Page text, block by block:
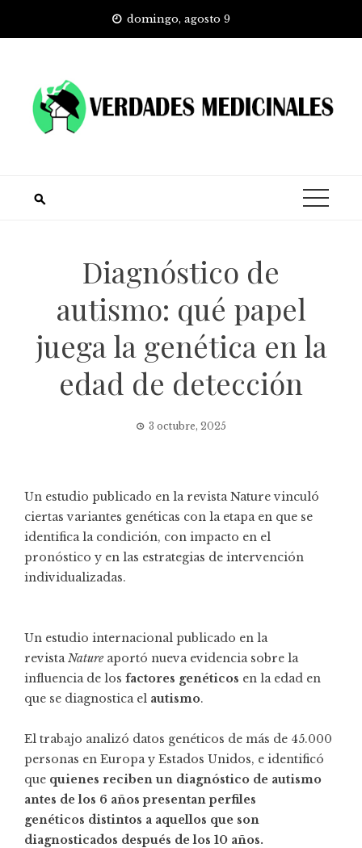
domingo, agosto 9
Diagnóstico de
autismo: qué papel
juega la genética en la
edad de detección
3 octubre, 2025
Un estudio publicado en la revista Nature vinculó
ciertas variantes genéticas con la etapa en que se
identifica la condición, con impacto en el
pronóstico y en las estrategias de intervención
individualizadas.
Un estudio internacional publicado en la
revistaNature aportó nueva evidencia sobre la
influencia de los factores genéticos en la edad en
que se diagnostica el autismo.
El trabajo analizó datos genéticos de más de 45.000
personas en Europa y Estados Unidos, e identificó
que quienes reciben un diagnóstico de autismo
antes de los 6 años presentan perfiles
genéticos distintos a aquellos que son
diagnosticados después de los 10 años.